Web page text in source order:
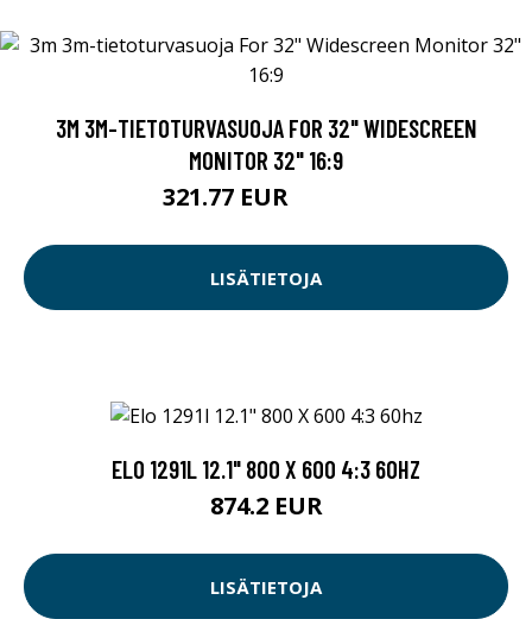
3M 3M-TIETOTURVASUOJA FOR 32" WIDESCREEN
MONITOR 32" 16:9
321.77 EUR
LISÄTIETOJA
ELO 1291L 12.1" 800 X 600 4:3 60HZ
874.2 EUR
LISÄTIETOJA